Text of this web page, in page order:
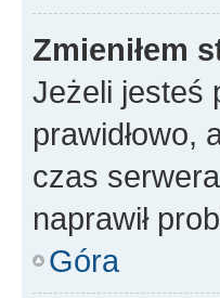
Zmieniłem
Jeżeli jesteś
prawidłowo,
czas
naprawił
Góra